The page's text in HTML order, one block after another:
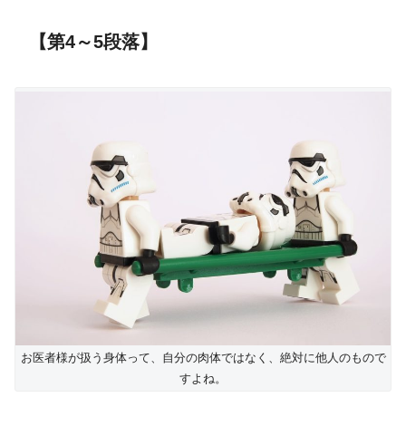
【第4～5段落】
お医者様が扱う身体って、自分の肉体ではなく、絶対に他人のもので
すよね。